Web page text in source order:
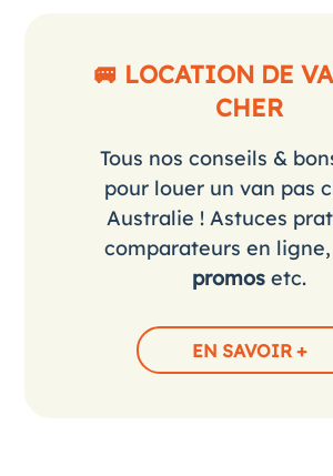
🚐 LOCATION DE
CHER
Tous nos conseils &
pour louer un van pas
Australie ! Astuces
comparateurs en ligne,
promosetc.
EN SAVOIR +